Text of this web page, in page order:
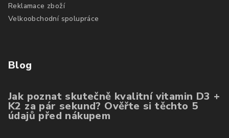
Reklamace zboží
Velkoobchodní spolupráce
Blog
Jak poznat skutečně kvalitní vitamin D3 +
K2 za pár sekund? Ověřte si těchto 5
údajů před nákupem